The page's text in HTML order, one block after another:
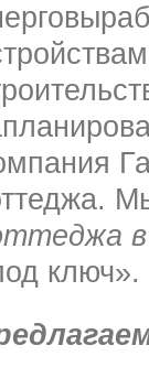
в
ключ».